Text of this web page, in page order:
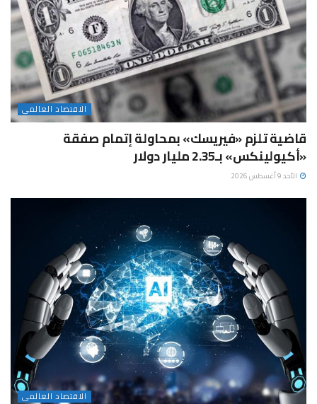
الاقتصاد العالمى
قاضية تلزم «فيريسك» بمحاولة إتمام صفقة
«أكيولينكس» بـ2.35 مليار دولار
الأحد 9 أغسطس 2026
الاقتصاد العالمى